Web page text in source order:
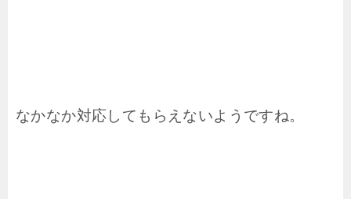
なかなか対応してもらえないようですね。